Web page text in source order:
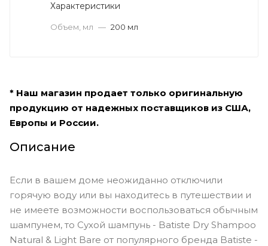
Характеристики
Объем, мл — 200 мл
* Наш магазин продает только оригинальную
продукцию от надежных поставщиков из США,
Европы и России.
Описание
Если в вашем доме неожиданно отключили
горячую воду или вы находитесь в путешествии и
не имеете возможности воспользоваться обычным
шампунем, то Сухой шампунь - Batiste Dry Shampoo
Natural & Light Bare от популярного бренда Batiste -